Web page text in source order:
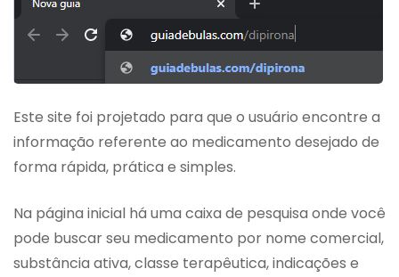
Este site foi projetado para que o usuário encontre a
informação referente ao medicamento desejado de
forma rápida, prática e simples.
Na página inicial há uma caixa de pesquisa onde você
pode buscar seu medicamento por nome comercial,
substância ativa, classe terapêutica, indicações e